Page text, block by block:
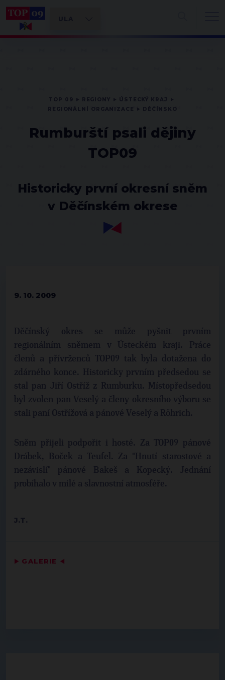
Rumburští psali dějiny
TOP09
Historicky první okresní sněm
v Děčínském okrese
9. 10. 2009
Děčínský okres se může pyšnit prvním
regionálním sněmem v Ústeckém kraji. Práce
členů a přívrženců TOP09 tak byla dotažena do
zdárného konce. Historicky prvním předsedou se
stal pan Jiří Ostříž z Rumburku. Místopředsedou
byl zvolen pan Veselý a členy okresního výboru se
stali paní Ostřížová a pánové Veselý a Röhrich.
Sněm přijeli podpořit i hosté. Za TOP09 pánové
Drábek, Boček a Teufel. Za "Hnutí starostové a
nezávislí" pánové Bakeš a Kopecký. Jednání
probíhalo v milé a slavnostní atmosféře.
J.T.
▶ GALERIE ◀